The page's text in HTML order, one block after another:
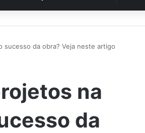
da obra? Veja neste artigo
na
da